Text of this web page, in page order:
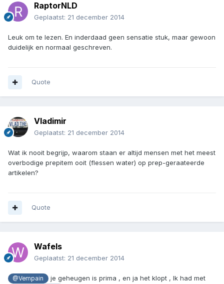
RaptorNLD
Geplaatst: 21 december 2014
Leuk om te lezen. En inderdaad geen sensatie stuk, maar gewoon
duidelijk en normaal geschreven.
Quote
Vladimir
Geplaatst: 21 december 2014
Wat ik nooit begrijp, waarom staan er altijd mensen met het meest
overbodige prepitem ooit (flessen water) op prep-geraateerde
artikelen?
Quote
Wafels
Geplaatst: 21 december 2014
@Vempain je geheugen is prima , en ja het klopt , Ik had met